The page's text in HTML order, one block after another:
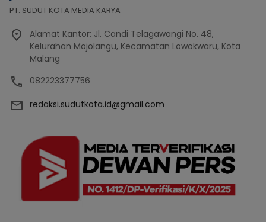
PT. SUDUT KOTA MEDIA KARYA
Alamat Kantor: Jl. Candi Telagawangi No. 48,
Kelurahan Mojolangu, Kecamatan Lowokwaru, Kota
Malang
082223377756
redaksi.sudutkota.id@gmail.com